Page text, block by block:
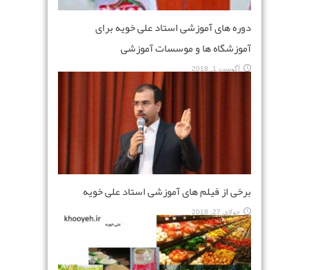
دوره های آموزشی استاد علی خویه برای
آموزشگاه ها و موسسات آموزشی
آگوست 1, 2018
برخی از فیلم های آموزشی استاد علی خویه
جولای 27, 2018